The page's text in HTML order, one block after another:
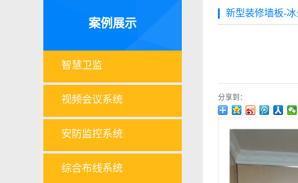
案例展示
智慧卫监
视频会议系统
安防监控系统
综合布线系统
新型装修墙板-
分享到：